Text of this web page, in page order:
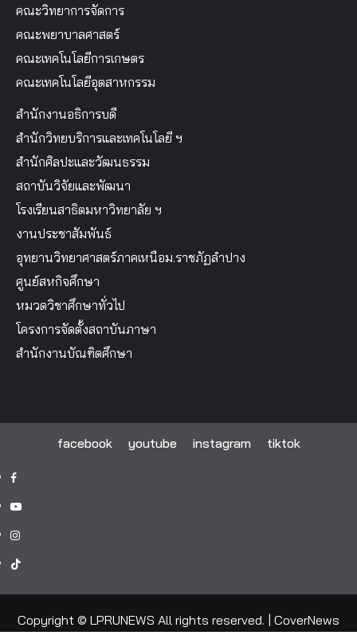
คณะวิทยาการจัดการ
คณะพยาบาลศาสตร์
คณะเทคโนโลยีการเกษตร
คณะเทคโนโลยีอุตสาหกรรม
สำนักงานอธิการบดี
สำนักวิทยบริการและเทคโนโลยี ฯ
สำนักศิลปะและวัฒนธรรม
สถาบันวิจัยและพัฒนา
โรงเรียนสาธิตมหาวิทยาลัย ฯ
งานประชาสัมพันธ์
อุทยานวิทยาศาสตร์ภาคเหนือม.ราชภัฏลำปาง
ศูนย์สหกิจศึกษา
หมวดวิชาศึกษาทั่วไป
โครงการจัดตั้งสถาบันภาษา
สำนักงานบัณฑิตศึกษา
facebook youtube instagram tiktok
facebook
youtube
instagram
tiktok
Copyright © LPRUNEWS All rights reserved.
CoverNews